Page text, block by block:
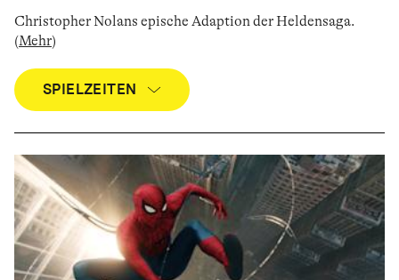
Christopher Nolans epische Adaption der Heldensaga.
(Mehr)
SPIELZEITEN